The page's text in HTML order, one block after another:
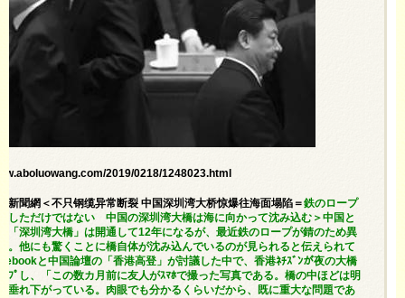
2019/0218/1248023.html
新聞網＜不只钢缆异常断裂 中国深圳湾大桥惊爆往海面塌陷＝鉄のロープ
しただけではない 中国の深圳湾大橋は海に向かって沈み込む＞中国と
「深圳湾大橋」は開通して12年になるが、最近鉄のロープが錆のため異
。他にも驚くことに橋自体が沈み込んでいるのが見られると伝えられて
と中国論壇の「香港高登」が討議した中で、香港ﾈﾁｽﾞﾝが夜の大橋
ｯﾌﾟし、「この数カ月前に友人がｽﾏﾎで撮った写真である。橋の中ほどは明
垂れ下がっている。肉眼でも分かるくらいだから、既に重大な問題であ